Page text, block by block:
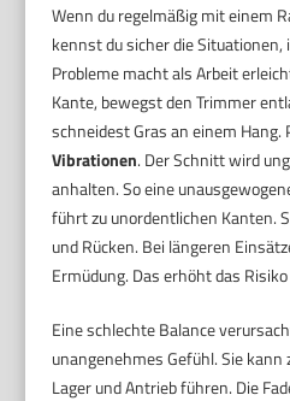
Wenn du regelmäßig mit einem
kennst du sicher die
Probleme macht als Arbeit
Kante, bewegst den Trimmer
schneidest Gras an einem
Vibrationen. Der Schnitt wird
anhalten. So eine
führt zu unordentlichen Kanten.
und Rücken. Bei längeren
Ermüdung. Das erhöht das
Eine schlechte Balance
unangenehmes Gefühl. Sie
Lager und Antrieb führen. Die